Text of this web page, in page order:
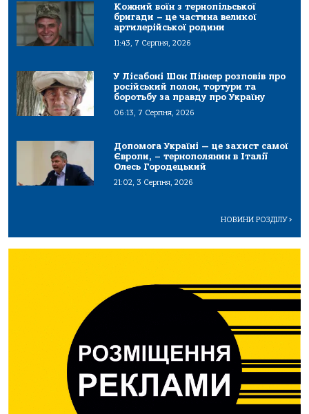
Кожний воїн з тернопільської
бригади – це частина великої
артилерійської родини
11:43, 7 Серпня, 2026
У Лісабоні Шон Піннер розповів про
російський полон, тортури та
боротьбу за правду про Україну
06:13, 7 Серпня, 2026
Допомога Україні — це захист самої
Європи, – тернополянин в Італії
Олесь Городецький
21:02, 3 Серпня, 2026
НОВИНИ РОЗДІЛУ>